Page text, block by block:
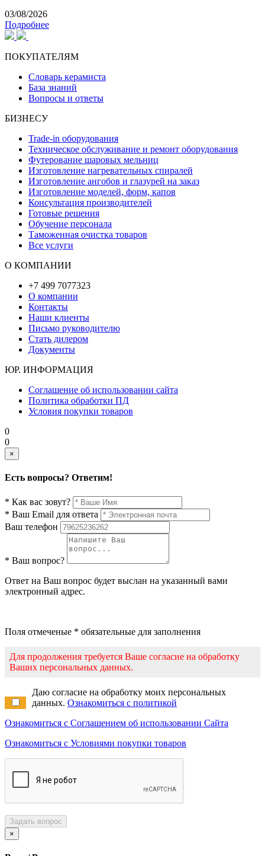
03/08/2026
Подробнее
ПОКУПАТЕЛЯМ
Словарь керамиста
База знаний
Вопросы и ответы
БИЗНЕСУ
Trade-in оборудования
Техническое обслуживание и ремонт оборудования
Футерование шаровых мельниц
Изготовление нагревательных спиралей
Изготовление ангобов и глазурей на заказ
Изготовление моделей, форм, капов
Консультация производителей
Готовые решения
Обучение персонала
Таможенная очистка товаров
Все услуги
О КОМПАНИИ
+7 499 7077323
О компании
Контакты
Наши клиенты
Письмо руководителю
Стать дилером
Документы
ЮР. ИНФОРМАЦИЯ
Соглашение об использовании сайта
Политика обработки ПД
Условия покупки товаров
0
0
×
Есть вопросы? Ответим!
* Как вас зовут?
* Ваш Email для ответа
Ваш телефон
* Ваш вопрос?
Ответ на Ваш вопрос будет выслан на указанный вами
электронный адрес.
Поля отмеченые * обязательные для заполнения
Для продолжения требуется Ваше согласие на обработку
Ваших персональных данных.
Даю согласие на обработку моих персональных
данных. Ознакомиться с политикой
Ознакомиться с Соглашением об использовании Сайта
Ознакомиться с Условиями покупки товаров
Задать вопрос
×